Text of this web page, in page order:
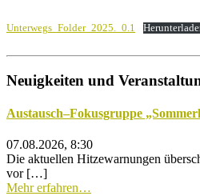
Unterwegs_Folder_2025._0.1
Neuigkeiten und
Austausch–Fokusgruppe
07.08.2026, 8:30
Die aktuellen Hitzewarnungen
vor […]
Mehr erfahren…